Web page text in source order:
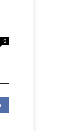
0